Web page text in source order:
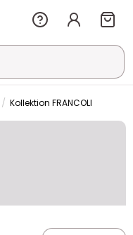
Kollektion FRANCOLI